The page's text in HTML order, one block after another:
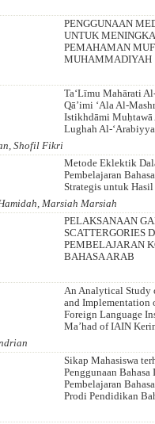
PENGGUNAAN
UNTUK
PEMAHAMAN
MUHAMMADIYAH
Ta‘Līmu Mahārati
Qā’imi ‘Ala Al-
Istikhdāmi
Lughah Al-
Shofil Fikri
Metode Eklektik
Pembelajaran
Strategis untuk
Marsiah Marsiah
PELAKSANAAN
SCATTERGORIES
PEMBELAJARAN
BAHASA ARAB
An Analytical Study
and Implementation
Foreign Language
Ma’had of IAIN
Sikap Mahasiswa
Penggunaan Bahasa
Pembelajaran
Prodi Pendidikan